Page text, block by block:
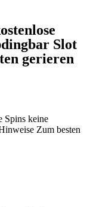
Slot
gerieren
Spins keine
Zum besten